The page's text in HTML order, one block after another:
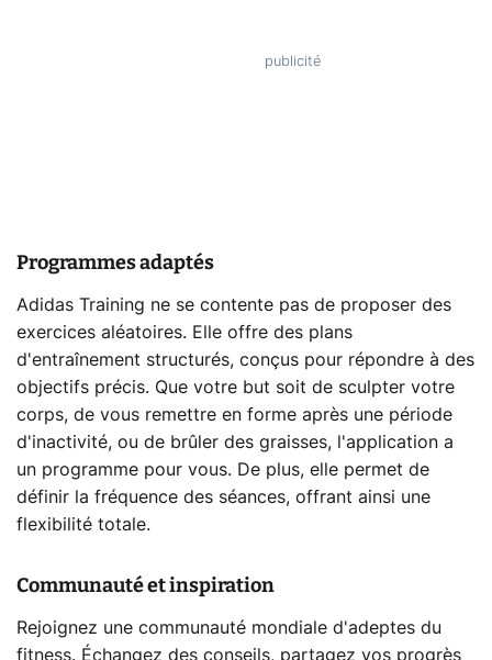
Programmes adaptés
Adidas Training ne se contente pas de proposer des
exercices aléatoires. Elle offre des plans
d'entraînement structurés, conçus pour répondre à des
objectifs précis. Que votre but soit de sculpter votre
corps, de vous remettre en forme après une période
d'inactivité, ou de brûler des graisses, l'application a
un programme pour vous. De plus, elle permet de
définir la fréquence des séances, offrant ainsi une
flexibilité totale.
Communauté et inspiration
Rejoignez une communauté mondiale d'adeptes du
fitness. Échangez des conseils, partagez vos progrès